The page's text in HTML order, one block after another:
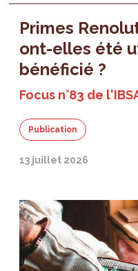
Primes
ont-elles été
bénéficié ?
Focus n°83 de
Publication
13 juillet 2026